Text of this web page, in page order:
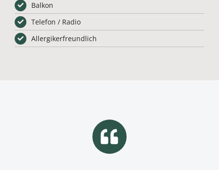
Balkon
Telefon / Radio
Allergikerfreundlich